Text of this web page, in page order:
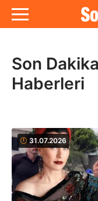
Son
Haberleri
31.07.2026